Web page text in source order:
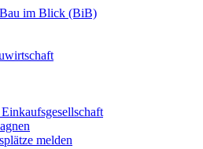
im Blick (BiB)
melden